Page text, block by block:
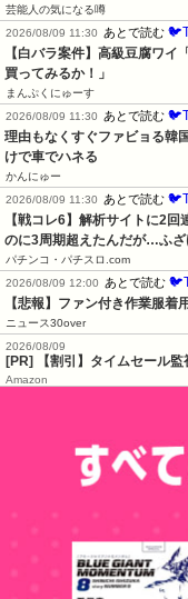
芸能人の気になる噂
2026/08/09 11:30
あとで読む
【白バラ案件】高級豆腐ワ
買ってみるか！」
まんぷくにゅーす
2026/08/09 11:30
あとで読む
理由もなくすぐファビョる韓
けで車でハネる
かんにゅー
2026/08/09 11:30
あとで読む
【戦コレ6】解析サイトに2
のに3周期超えたんだが…ふざ
パチンコ・パチスロ.com
2026/08/09 12:00
あとで読む
【悲報】ファン付き作業服着
ニュース30over
2026/08/09
[PR] 【割引】タイムセール監
Amazon